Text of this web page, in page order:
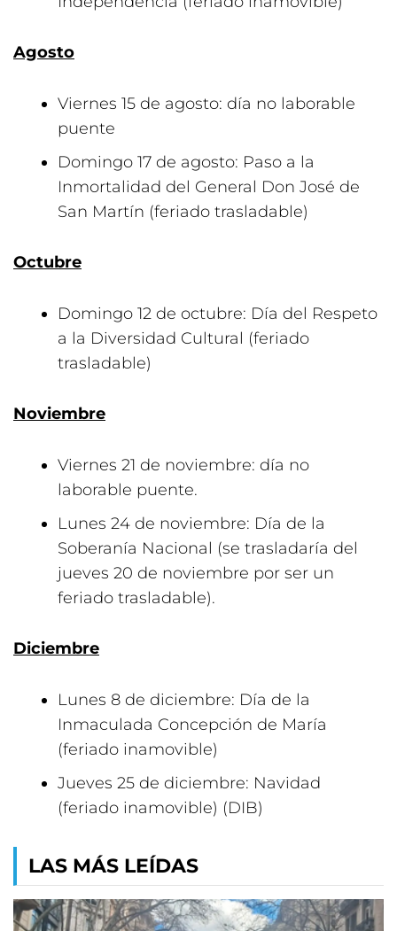
Agosto
Viernes 15 de agosto: día no laborable
puente
Domingo 17 de agosto: Paso a la
Inmortalidad del General Don José de
San Martín (feriado trasladable)
Octubre
Domingo 12 de octubre: Día del Respeto
a la Diversidad Cultural (feriado
trasladable)
Noviembre
Viernes 21 de noviembre: día no
laborable puente.
Lunes 24 de noviembre: Día de la
Soberanía Nacional (se trasladaría del
jueves 20 de noviembre por ser un
feriado trasladable).
Diciembre
Lunes 8 de diciembre: Día de la
Inmaculada Concepción de María
(feriado inamovible)
Jueves 25 de diciembre: Navidad
(feriado inamovible) (DIB)
LAS MÁS LEÍDAS